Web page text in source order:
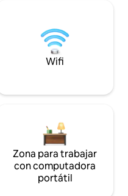
Wifi
Zona para trabajar
con computadora
portátil